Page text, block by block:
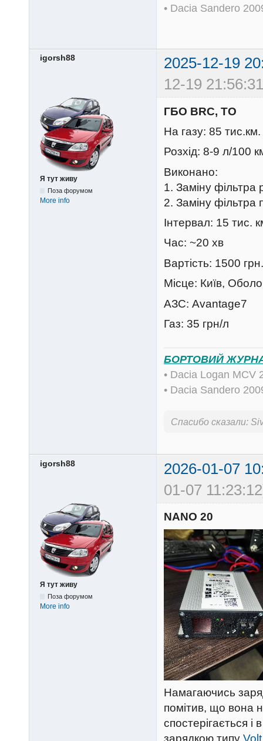
• Dacia Sandero
igorsh88
2025-12-19
12-19
Я тут живу
Поза форумом
More info
ГБО BRC, ТО
На газу: 85
Розхід: 8-9 л/100
Виконано:
1. Заміну фільтра
2. Заміну фільтра
Інтервал: 15 тис.
Час: ~20 хв
Вартість: 1500 грн.
Місце: Київ,
АЗС: Avantage7
Газ: 35 грн/л
БОРТОВИЙ
• Dacia Logan
• Dacia Sandero
Спасибо сказали:
igorsh88
2026-01-07
01-07
Я тут живу
Поза форумом
More info
NANO 20
Намагаючись
помітив, що вона
спостерігається